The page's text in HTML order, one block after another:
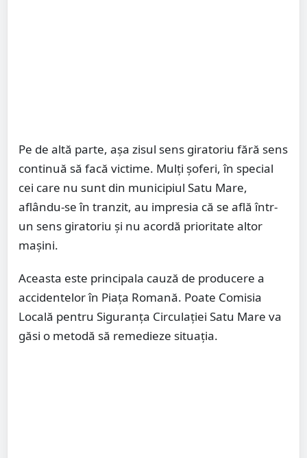
Pe de altă parte, așa zisul sens giratoriu fără sens
continuă să facă victime. Mulți șoferi, în special
cei care nu sunt din municipiul Satu Mare,
aflându-se în tranzit, au impresia că se află într-
un sens giratoriu și nu acordă prioritate altor
mașini.
Aceasta este principala cauză de producere a
accidentelor în Piața Romană. Poate Comisia
Locală pentru Siguranța Circulației Satu Mare va
găsi o metodă să remedieze situația.